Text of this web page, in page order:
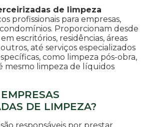
de limpeza
profissionais para empresas,
Proporcionam desde
escritórios, residências, áreas
até serviços especializados
como limpeza pós-obra,
mesmo limpeza de líquidos
DE LIMPEZA?
são responsáveis por prestar